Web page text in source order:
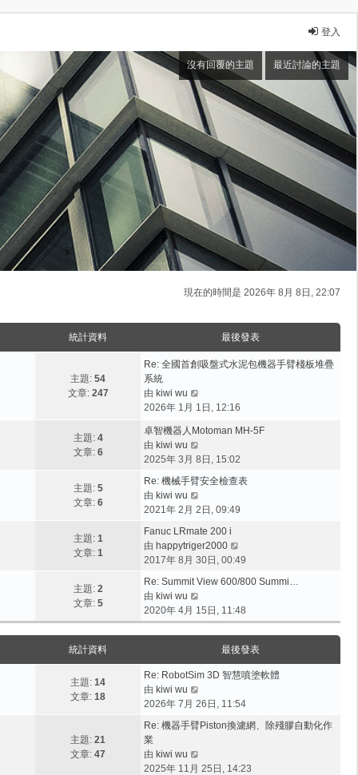
登入
沒有回覆的主題 最近討論的主題
現在的時間是 2026年 8月 8日, 22:07
統計資料 最後發表
主題: 54
文章: 247
Re: 全國首創吸盤式水泥包機器手臂棧板堆疊
系統
由 kiwi wu
視
後
表
2026年 1月 1日, 12:16
主題: 4
文章: 6
卓智機器人Motoman MH-5F
由 kiwi wu
視
後
表
2025年 3月 8日, 15:02
主題: 5
文章: 6
Re: 機械手臂安全檢查表
由 kiwi wu
視
後
發
表
2021年 2月 2日, 09:49
主題: 1
文章: 1
Fanuc LRmate 200 i
由 happytriger2000
視
後
表
2017年 8月 30日, 00:49
主題: 2
文章: 5
Re: Summit View 600/800 Summi…
由 kiwi wu
視
最
後
表
2020年 4月 15日, 11:48
統計資料 最後發表
主題: 14
文章: 18
Re: RobotSim 3D 智慧噴塗軟體
由 kiwi wu
視
後
2026年 7月 26日, 11:54
主題: 21
文章: 47
Re: 機器手臂Piston換濾網、除殘膠自動化作
業
由 kiwi wu
視
2025年 11月 25日, 14:23